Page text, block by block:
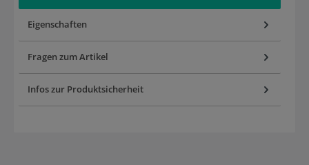
Eigenschaften
Fragen zum Artikel
Infos zur Produktsicherheit